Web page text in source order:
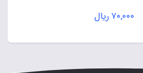
۷۰,۰۰۰ریال